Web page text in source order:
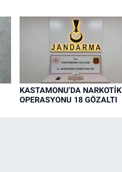
KASTAMONU'DA NARKOTİK
OPERASYONU 18 GÖZALTI